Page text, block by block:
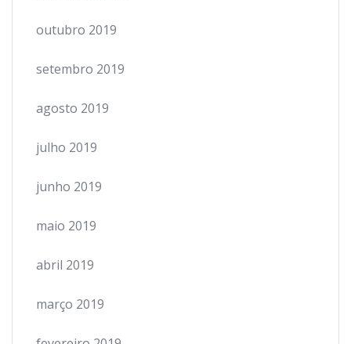
outubro 2019
setembro 2019
agosto 2019
julho 2019
junho 2019
maio 2019
abril 2019
março 2019